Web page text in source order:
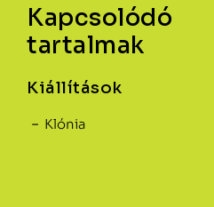
Kapcsolódó
tartalmak
Kiállítások
Klónia